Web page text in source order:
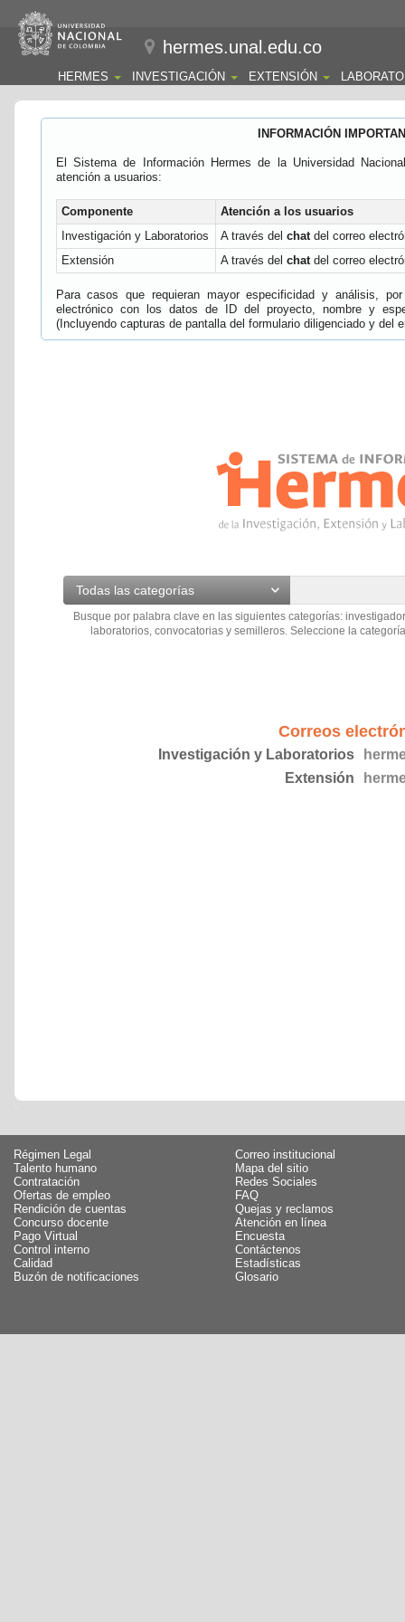
hermes.unal.edu.co
HERMES INVESTIGACIÓN EXTENSIÓN
INFORMACIÓN
El Sistema de Información Hermes de la Universidad
atención a usuarios:
Componente
Atención a los usuarios
Investigación y Laboratorios
A través del chatdel correo
Extensión
A través del chatdel correo
Para casos que requieran mayor especificidad y análisis,
electrónico con los datos de ID del proyecto, nombre y
(Incluyendo capturas de pantalla del formulario diligenciado y del
Todas las categorías
Busque por palabra clave en las siguientes categorías:
laboratorios, convocatorias y semilleros. Seleccione la
Correos
Investigación y Laboratorios
Extensión
Régimen Legal
Talento humano
Contratación
Ofertas de empleo
Rendición de cuentas
Concurso docente
Pago Virtual
Control interno
Calidad
Buzón de notificaciones
Correo institucional
Mapa del sitio
Redes Sociales
FAQ
Quejas y reclamos
Atención en línea
Encuesta
Contáctenos
Estadísticas
Glosario